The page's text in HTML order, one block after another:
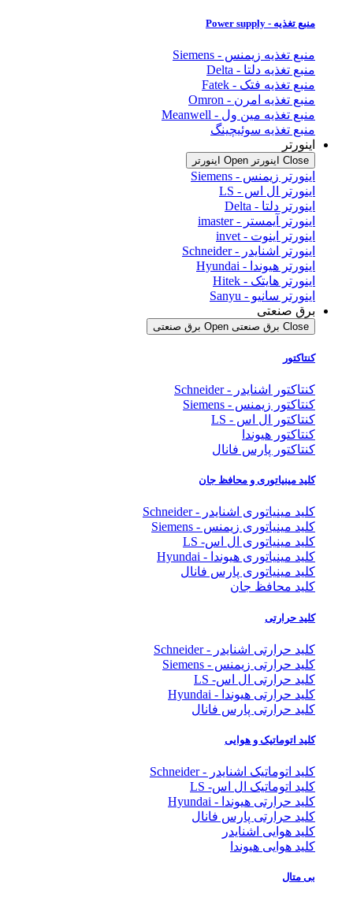
منبع تغذیه - Power supply
منبع تغذیه زیمنس - Siemens
منبع تغذیه دلتا - Delta
منبع تغذیه فتک - Fatek
منبع تغذیه امرن - Omron
منبع تغذیه مین ول - Meanwell
منبع تغذیه سوئیچینگ
اینورتر
Close اینورتر Open اینورتر
اینورتر زیمنس - Siemens
اینورتر ال اس - LS
اینورتر دلتا - Delta
اینورتر آیمستر - imaster
اینورتر اینوت - invet
اینورتر اشنایدر - Schneider
اینورتر هیوندا - Hyundai
اینورتر هایتک - Hitek
اینورتر سانیو - Sanyu
برق صنعتی
Close برق صنعتی Open برق صنعتی
کنتاکتور
کنتاکتور اشنایدر - Schneider
کنتاکتور زیمنس - Siemens
کنتاکتور ال اس - LS
کنتاکتور هیوندا
کنتاکتور پارس فانال
کلید مینیاتوری و محافظ جان
کلید مینیاتوری اشنایدر - Schneider
کلید مینیاتوری زیمنس - Siemens
کلید مینیاتوری ال اس- LS
کلید مینیاتوری هیوندا - Hyundai
کلید مینیاتوری پارس فانال
کلید محافظ جان
کلید حرارتی
کلید حرارتی اشنایدر - Schneider
کلید حرارتی زیمنس - Siemens
کلید حرارتی ال اس- LS
کلید حرارتی هیوندا - Hyundai
کلید حرارتی پارس فانال
کلید اتوماتیک و هوایی
کلید اتوماتیک اشنایدر - Schneider
کلید اتوماتیک ال اس- LS
کلید حرارتی هیوندا - Hyundai
کلید حرارتی پارس فانال
کلید هوایی اشنایدر
کلید هوایی هیوندا
بی متال